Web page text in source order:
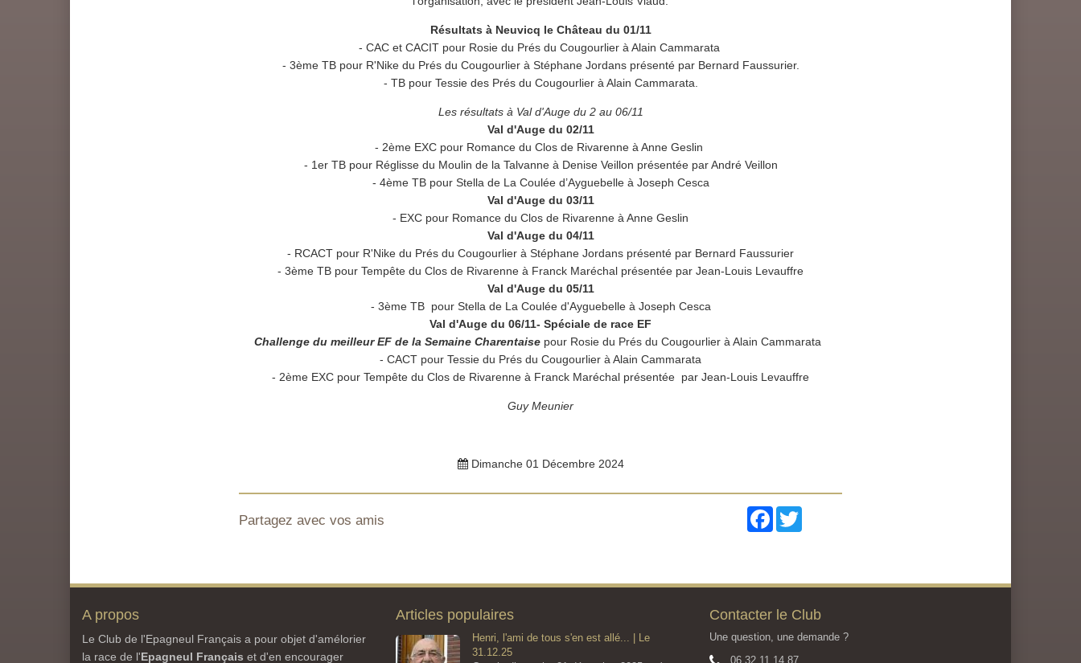
Résultats à Neuvicq le Château du 01/11
- CAC et CACIT pour Rosie du Prés du Cougourlier à Alain Cammarata
- 3ème TB pour R'Nike du Prés du Cougourlier à Stéphane Jordans présenté par Bernard Faussurier.
- TB pour Tessie des Prés du Cougourlier à Alain Cammarata.
Les résultats à Val d'Auge du 2 au 06/11
Val d'Auge du 02/11
- 2ème EXC pour Romance du Clos de Rivarenne à Anne Geslin
- 1er TB pour Réglisse du Moulin de la Talvanne à Denise Veillon présentée par André Veillon
- 4ème TB pour Stella de La Coulée d’Ayguebelle à Joseph Cesca
Val d'Auge du 03/11
- EXC pour Romance du Clos de Rivarenne à Anne Geslin
Val d'Auge du 04/11
- RCACT pour R'Nike du Prés du Cougourlier à Stéphane Jordans présenté par Bernard Faussurier
- 3ème TB pour Tempête du Clos de Rivarenne à Franck Maréchal présentée par Jean-Louis Levauffre
Val d'Auge du 05/11
- 3ème TB pour Stella de La Coulée d'Ayguebelle à Joseph Cesca
Val d'Auge du 06/11- Spéciale de race EF
Challenge du meilleur EF de la Semaine Charentaisepour Rosie du Prés du Cougourlier à Alain Cammarata
- CACT pour Tessie du Prés du Cougourlier à Alain Cammarata
- 2ème EXC pour Tempête du Clos de Rivarenne à Franck Maréchal présentée par Jean-Louis Levauffre
Guy Meunier
Dimanche 01 Décembre 2024
Partagez avec vos amis
FacebookTwitter
A propos
Le Club de l'Epagneul Français a pour objet d'amélorier
la race de l'Epagneul Français et d'en encourager
Articles populaires
Henri, l'ami de tous s'en est allé... | Le
31.12.25
Contacter le Club
Une question, une demande ?
06 32 11 14 87